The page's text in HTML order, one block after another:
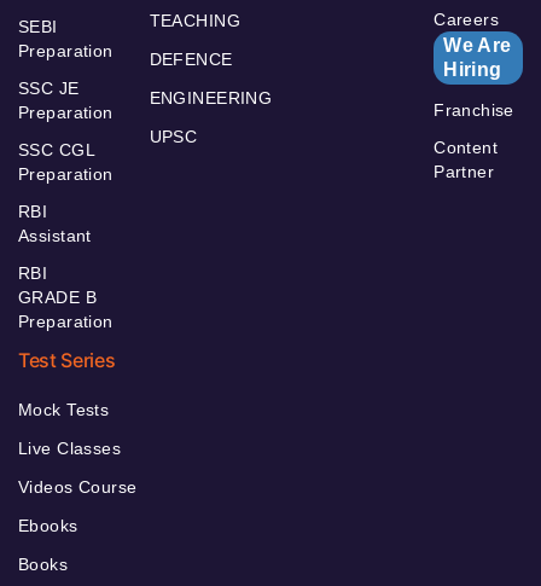
SEBI
Preparation
SSC JE
Preparation
SSC CGL
Preparation
RBI
Assistant
RBI
GRADE B
Preparation
TEACHING
DEFENCE
ENGINEERING
UPSC
Careers
We Are
Hiring
Franchise
Content
Partner
Test Series
Mock Tests
Live Classes
Videos Course
Ebooks
Books